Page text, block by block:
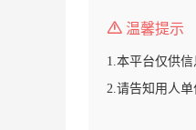
温馨提示
1.本平台仅供信
2.请告知用人单